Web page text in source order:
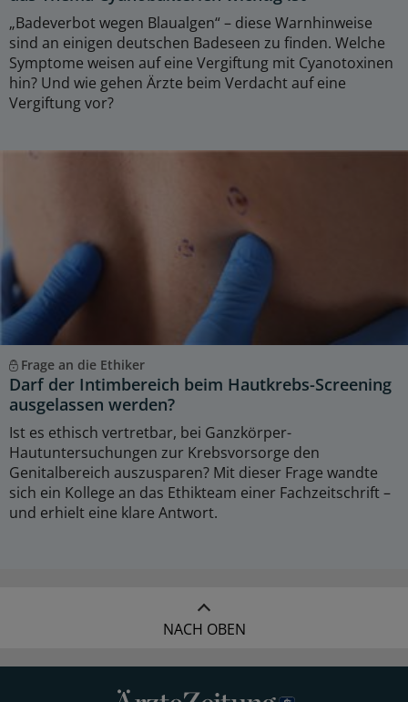
„Badeverbot wegen Blaualgen“ – diese Warnhinweise
sind an einigen deutschen Badeseen zu finden. Welche
Symptome weisen auf eine Vergiftung mit Cyanotoxinen
hin? Und wie gehen Ärzte beim Verdacht auf eine
Vergiftung vor?
Frage an die Ethiker
Darf der Intimbereich beim Hautkrebs-Screening
ausgelassen werden?
Ist es ethisch vertretbar, bei Ganzkörper-
Hautuntersuchungen zur Krebsvorsorge den
Genitalbereich auszusparen? Mit dieser Frage wandte
sich ein Kollege an das Ethikteam einer Fachzeitschrift –
und erhielt eine klare Antwort.
NACH OBEN